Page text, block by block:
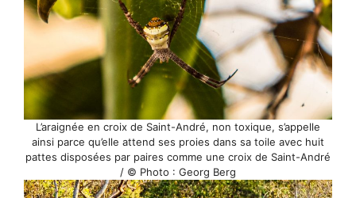
L’araignée en croix de Saint-André, non toxique, s’appelle
ainsi parce qu’elle attend ses proies dans sa toile avec huit
pattes disposées par paires comme une croix de Saint-André
/ © Photo : Georg Berg